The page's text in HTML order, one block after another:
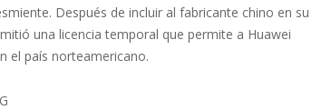
Después de incluir al fabricante chino en su
una licencia temporal que permite a Huawei
el país norteamericano.